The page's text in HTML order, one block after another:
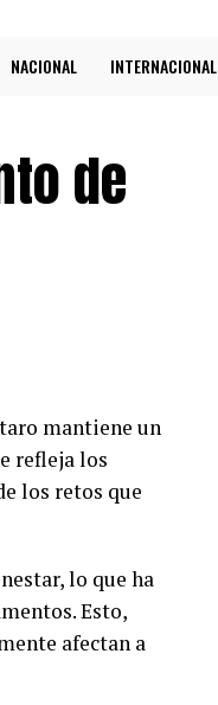
NACIONAL INTERNACIONAL
de
mantiene un
refleja los
los retos que
lo que ha
Esto,
afectan a